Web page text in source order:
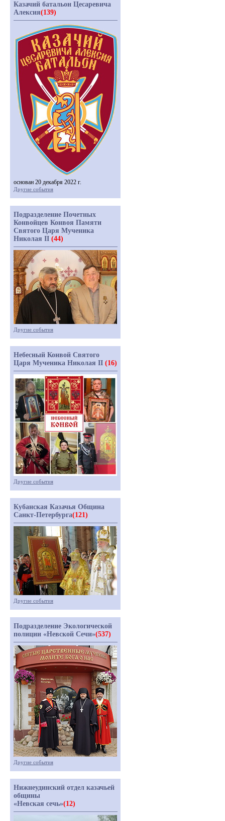
Казачий батальон Цесаревича
Алексия(139)
основан 20 декабря 2022 г.
Другие события
Подразделение Почетных
Конвойцев Конвоя Памяти
Святого Царя Мученика
Николая II (44)
Другие события
Небесный Конвой Святого
Царя Мученика Николая II (16)
Другие события
Кубанская Казачья Община
Санкт-Петербурга(121)
Другие события
Подразделение Экологической
полиции «Невской Сечи»(537)
Другие события
Нижнеудинский отдел казачьей
общины
«Невская сечь»(12)